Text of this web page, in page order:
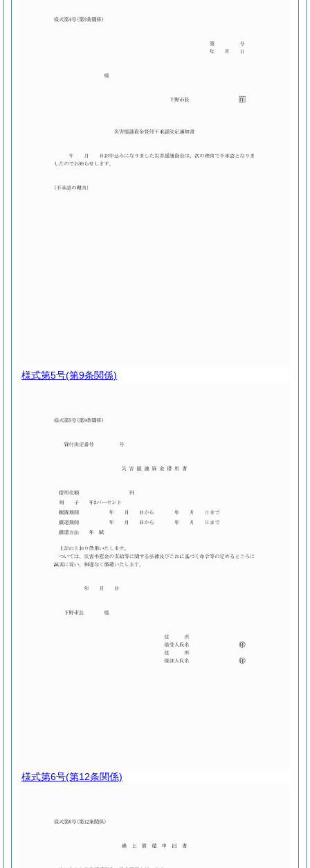
様式第5号(第9条関係)
様式第6号(第12条関係)